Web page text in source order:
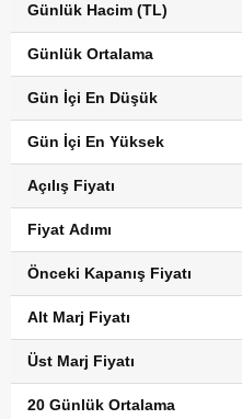
Günlük Hacim (TL)
Günlük Ortalama
Gün İçi En Düşük
Gün İçi En Yüksek
Açılış Fiyatı
Fiyat Adımı
Önceki Kapanış Fiyatı
Alt Marj Fiyatı
Üst Marj Fiyatı
20 Günlük Ortalama